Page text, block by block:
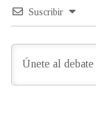
Suscribir